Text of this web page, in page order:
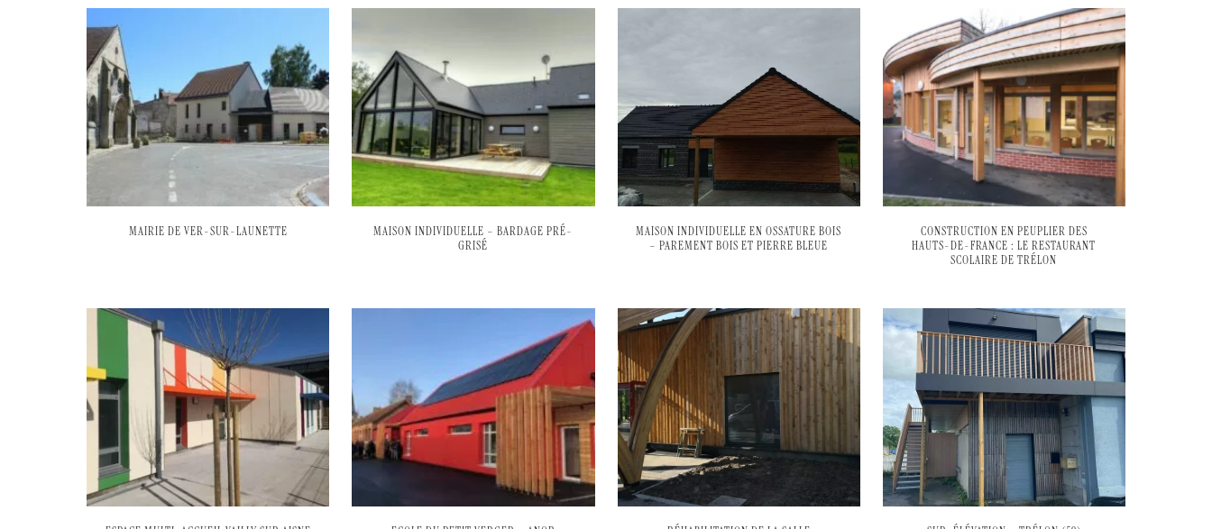
MAIRIE DE VER-SUR-LAUNETTE
MAISON INDIVIDUELLE – BARDAGE PRÉ-
GRISÉ
MAISON INDIVIDUELLE EN OSSATURE BOIS
– PAREMENT BOIS ET PIERRE BLEUE
CONSTRUCTION EN PEUPLIER DES
HAUTS-DE-FRANCE : LE RESTAURANT
SCOLAIRE DE TRÉLON